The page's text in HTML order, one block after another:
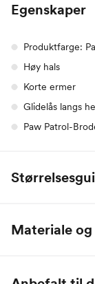
Egenskaper
Produktfarge:
Høy hals
Korte ermer
Glidelås langs
Paw Patrol-
Name it Baby:
Materiale og